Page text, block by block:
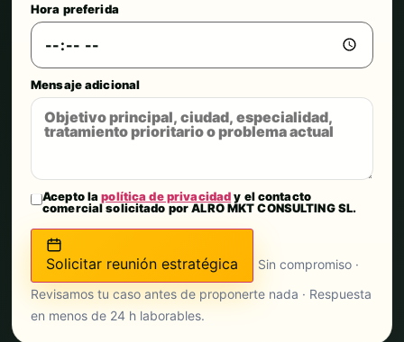
Hora preferida
Mensaje adicional
Acepto lapolítica de privacidady el contacto
comercial solicitado por ALRO MKT CONSULTING SL.
Solicitar reunión estratégica
Sin compromiso ·
Revisamos tu caso antes de proponerte nada · Respuesta
en menos de 24 h laborables.